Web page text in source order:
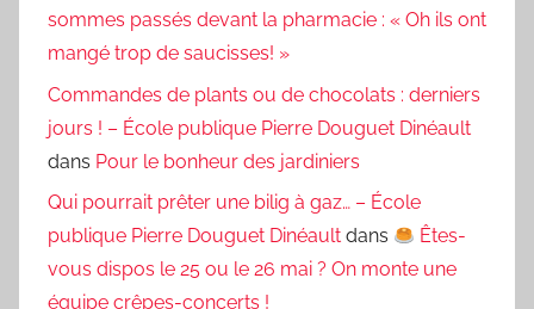
sommes passés devant la pharmacie : « Oh ils ont
mangé trop de saucisses! »
Commandes de plants ou de chocolats : derniers
jours ! – École publique Pierre Douguet Dinéault
dans Pour le bonheur des jardiniers
Qui pourrait prêter une bilig à gaz… – École
publique Pierre Douguet Dinéault dans
Êtes-
vous dispos le 25 ou le 26 mai ? On monte une
équipe crêpes-concerts !